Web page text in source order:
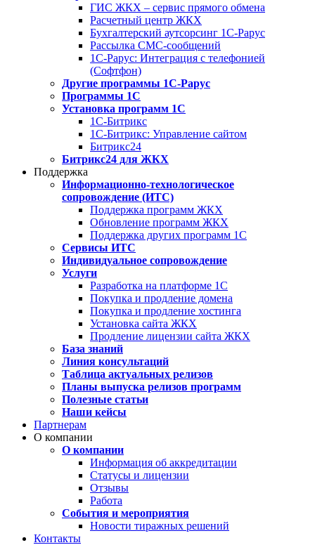
ГИС ЖКХ – сервис прямого обмена
Расчетный центр ЖКХ
Бухгалтерский аутсорсинг 1С-Рарус
Рассылка СМС-сообщений
1С-Рарус: Интеграция с телефонией
(Софтфон)
Другие программы 1С-Рарус
Программы 1С
Установка программ 1С
1С-Битрикс
1С-Битрикс: Управление сайтом
Битрикс24
Битрикс24 для ЖКХ
Поддержка
Информационно-технологическое
сопровождение (ИТС)
Поддержка программ ЖКХ
Обновление программ ЖКХ
Поддержка других программ 1С
Сервисы ИТС
Индивидуальное сопровождение
Услуги
Разработка на платформе 1С
Покупка и продление домена
Покупка и продление хостинга
Установка сайта ЖКХ
Продление лицензии сайта ЖКХ
База знаний
Линия консультаций
Таблица актуальных релизов
Планы выпуска релизов программ
Полезные статьи
Наши кейсы
Партнерам
О компании
О компании
Информация об аккредитации
Статусы и лицензии
Отзывы
Работа
События и мероприятия
Новости тиражных решений
Контакты